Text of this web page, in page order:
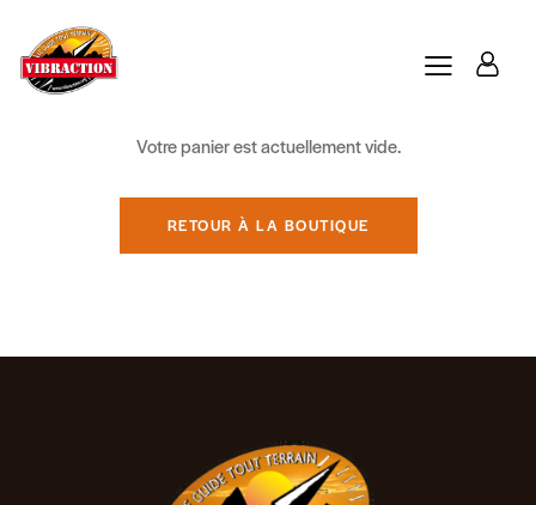
Votre panier est actuellement vide.
RETOUR À LA BOUTIQUE